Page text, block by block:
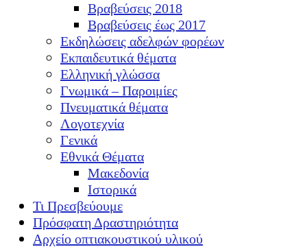
Βραβεύσεις 2018
Βραβεύσεις έως 2017
Εκδηλώσεις αδελφών φορέων
Εκπαιδευτικά θέματα
Ελληνική γλώσσα
Γνωμικά – Παροιμίες
Πνευματικά θέματα
Λογοτεχνία
Γενικά
Εθνικά Θέματα
Μακεδονία
Ιστορικά
Τι Πρεσβεύουμε
Πρόσφατη Δραστηριότητα
Αρχείο οπτιακουστικού υλικού